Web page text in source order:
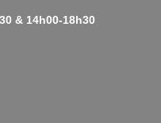
& 14h00-18h30